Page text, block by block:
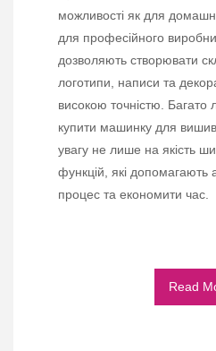
можливості як для
для професійного
дозволяють створювати
логотипи, написи та
високою точністю. Багато
купити машинку для
увагу не лише на якість
функцій, які допомагають
процес та економити час.
Read